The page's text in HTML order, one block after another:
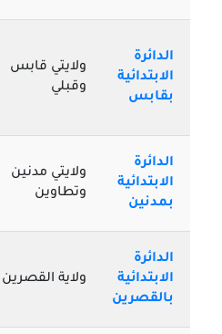
الدائرة
الابتدائية
بقابس
ولايتي قابس
وقبلي
الدائرة
الابتدائية
بمدنين
ولايتي مدنين
وتطاوين
الدائرة
الابتدائية
بالقصرين
ولاية القصرين